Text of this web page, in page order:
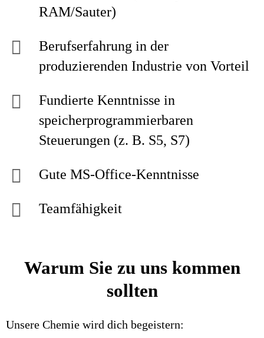
RAM/Sauter)
Berufserfahrung in der
produzierenden Industrie von Vorteil
Fundierte Kenntnisse in
speicherprogrammierbaren
Steuerungen (z. B. S5, S7)
Gute MS-Office-Kenntnisse
Teamfähigkeit
Warum Sie zu uns kommen
sollten
Unsere Chemie wird dich begeistern: